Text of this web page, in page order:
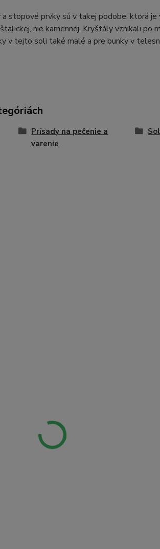
stopové prvky sú v takej podobe, ktorá
nie kamennej. Kryštály vznikali po
v tejto soli také malé a pre bunky v
Prísady na pečenie a
varenie